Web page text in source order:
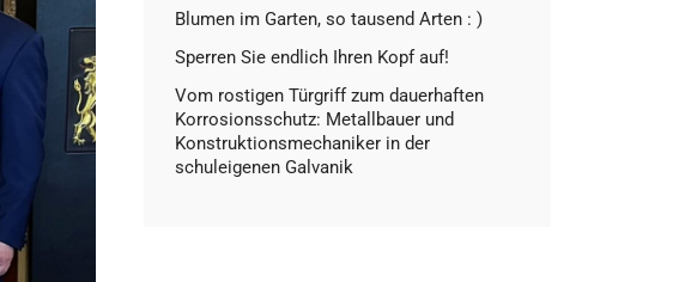
Blumen im Garten, so tausend Arten : )
Sperren Sie endlich Ihren Kopf auf!
Vom rostigen Türgriff zum dauerhaften
Korrosionsschutz: Metallbauer und
Konstruktionsmechaniker in der
schuleigenen Galvanik